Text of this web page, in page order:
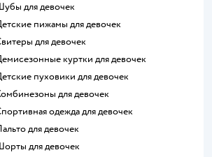
Шубы для девочек
Детские пижамы для девочек
Свитеры для девочек
Демисезонные куртки для девочек
Детские пуховики для девочек
Комбинезоны для девочек
Спортивная одежда для девочек
Пальто для девочек
Шорты для девочек